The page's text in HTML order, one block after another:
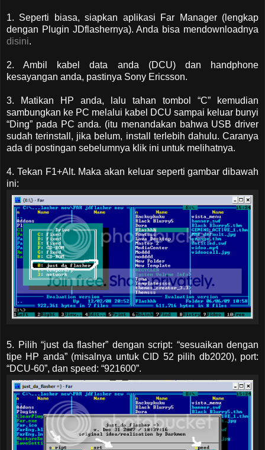
1. Seperti biasa, siapkan aplikasi Far Manager (lengkap
dengan Plugin JDflashernya). Anda bisa mendownloadnya
disini.
2. Ambil kabel data anda (DCU) dan handphone
kesayangan anda, pastinya Sony Ericsson.
3. Matikan HP anda, lalu tahan tombol “C” kemudian
sambungkan ke PC melalui kabel DCU sampai keluar bunyi
“Ding” pada PC anda. (itu menandakan bahwa USB driver
sudah terinstall, jika belum, install terlebih dahulu. Caranya
ada di postingan sebelumnya klik ini untuk melihatnya.
4. Tekan F1+Alt. Maka akan keluar seperti gambar dibawah
ini:
5. Pilih “just da flasher” dengan script: “sesuaikan dengan
tipe HP anda” (misalnya untuk CID 52 pilih db2020), port:
“DCU-60”, dan speed: “921600”.